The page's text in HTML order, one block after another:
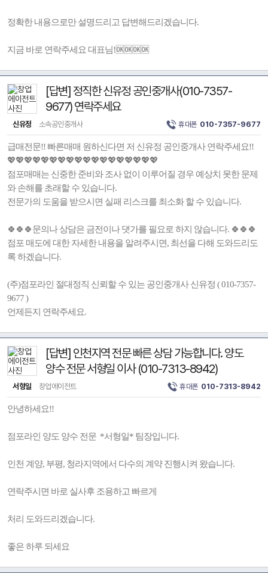
정확한 내용으로만 설명드리고 답변해드리겠습니다.
지금 바로 연락주세요 대표님!🆗🆗🆗🆗
[답변] 정직한 신유정 공인중개사(010-7357-
9677) 연락주세요
신유정 소속공인중개사 휴대폰 010-7357-9677
급매전문!! 빠른매매 원하신다면 저 신유정 공인중개사 연락주세요!!
💖💖💖💖💖💖💖💖💖💖💖💖💖💖💖💖💖💖
점포매매는 신중한 준비와 조사 없이 이루어질 경우 예상치 못한 문제
와 손해를 초래할 수 있습니다.
전문가의 도움을 받으시면 실패 리스크를 최소화 할 수 있습니다.
🍀🍀🍀문의나 상담은 금전이나 댓가를 필요로 하지 않습니다. 🍀🍀🍀
점포 매도에 대한 자세한 내용을 알려주시면, 최선을 다해 도와드리도
록 하겠습니다.
(주)점포라인 절대정직 신뢰할 수 있는 공인중개사 신유정 ( 010-7357-
9677 )
언제든지 연락주세요.
[답변] 인천지역 전문 빠른 상담 가능합니다. 양도
양수 전문 서형일 이사 (010-7313-8942)
서형일 창업에이전트 휴대폰 010-7313-8942
안녕하세요!!
점포라인 양도 양수 전문 *서형일* 팀장입니다.
인천 계양, 부평, 청라지역에서 다수의 계약 진행시켜 왔습니다.
연락주시면 바로 실사후 조용하고 빠르게
처리 도와드리겠습니다.
좋은 하루 되세요